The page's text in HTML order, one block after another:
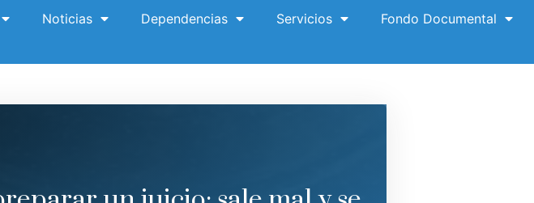
Noticias Dependencias Servicios Fondo Documental